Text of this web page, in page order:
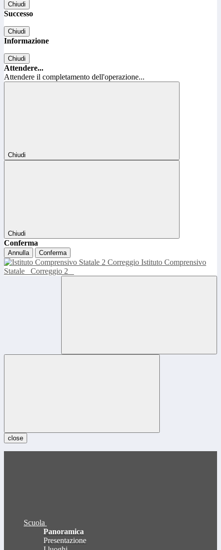
Chiudi
Successo
Chiudi
Informazione
Chiudi
Attendere...
Attendere il completamento dell'operazione...
Chiudi
Chiudi
Conferma
Annulla Conferma
Istituto Comprensivo
Statale
Correggio 2
close
Scuola
Panoramica
Presentazione